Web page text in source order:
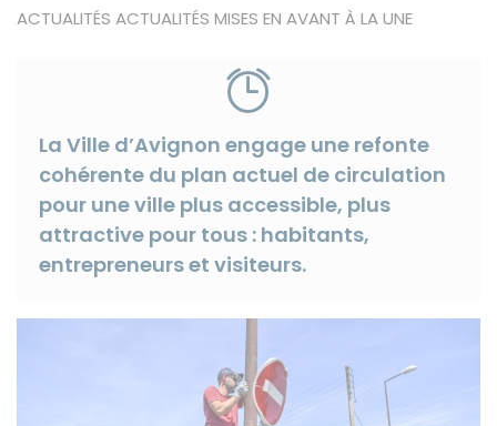
Twitter
ACTUALITÉS ACTUALITÉS MISES EN AVANT À LA UNE
La Ville d’Avignon engage une refonte
cohérente du plan actuel de circulation
pour une ville plus accessible, plus
attractive pour tous : habitants,
entrepreneurs et visiteurs.